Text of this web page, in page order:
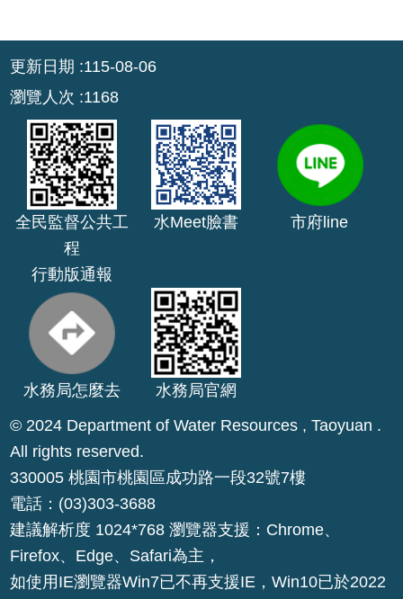
箱
E
市
政
隱
私
權
政
更新日期
115-08-06
瀏覽人次
1168
全民監督公共工
程
行動版通報
水Meet臉書 市府line
水務局怎麼去
水務局官網
© 2024 Department of Water Resources , Taoyuan .
All rights reserved.
330005 桃園市桃園區成功路一段32號7樓
電話：(03)303-3688
建議解析度 1024*768 瀏覽器支援：Chrome、
Firefox、Edge、Safari為主，
如使用IE瀏覽器Win7已不再支援IE，Win10已於2022